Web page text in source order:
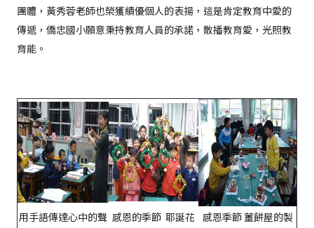
團體，黃秀蓉老師也榮獲績優個人的表揚，這是肯定教育中愛的
傳遞，僑忠國小願意秉持教育人員的承諾，散播教育愛，光照教
育能。
用手語傳達心中的聲 感恩的季節 耶誕花 感恩季節 薑餅屋的製